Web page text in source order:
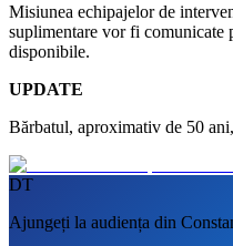
Misiunea echipajelor de
suplimentare vor fi comunicate
disponibile.
UPDATE
Bărbatul, aproximativ de 50
DT
Ajungeți la audiența din